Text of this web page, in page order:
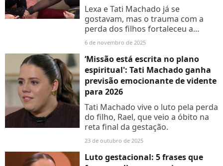
Lexa e Tati Machado já se
gostavam, mas o trauma com a
perda dos filhos fortaleceu a
amizade.
6 de novembro de 2025
‘Missão está escrita no plano
espiritual': Tati Machado ganha
previsão emocionante de vidente
para 2026
Tati Machado vive o luto pela perda
do filho, Rael, que veio a óbito na
reta final da gestação.
23 de outubro de 2025
Luto gestacional: 5 frases que